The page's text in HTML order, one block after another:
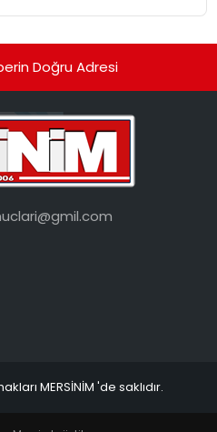
Doğru Adresi
MERSİNİM 'de saklıdır.